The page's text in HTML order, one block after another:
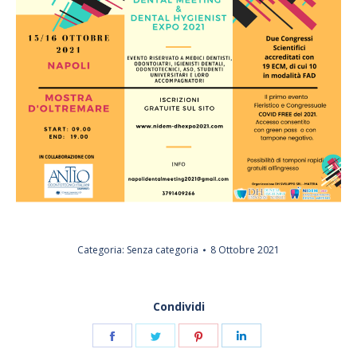
Categoria: Senza categoria 8 Ottobre 2021
Condividi
Condividi Condividi Condividi